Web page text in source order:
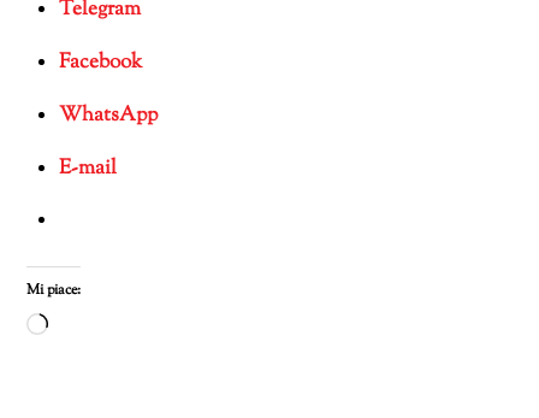
Telegram
Facebook
WhatsApp
E-mail
Mi piace:
Caricamento